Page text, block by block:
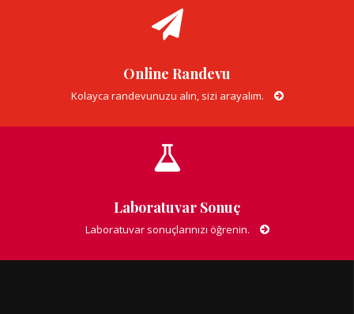
Online Randevu
Kolayca randevunuzu alın, sizi arayalım.
Laboratuvar Sonuç
Laboratuvar sonuçlarınızı öğrenin.